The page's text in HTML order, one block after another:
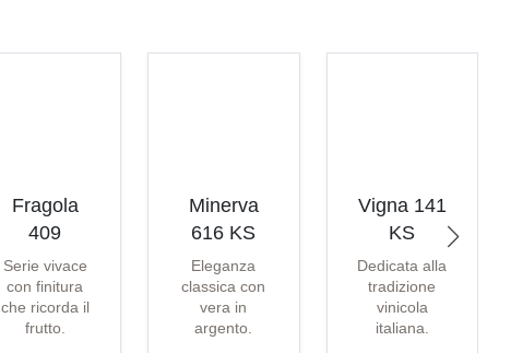
Fragola
409
Serie vivace
con finitura
che ricorda il
frutto.
Minerva
616 KS
Eleganza
classica con
vera in
argento.
Vigna 141
KS
Dedicata alla
tradizione
vinicola
italiana.